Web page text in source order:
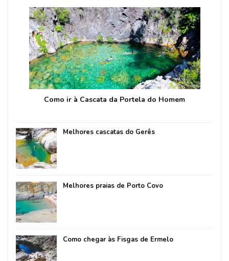
Como ir à Cascata da Portela do Homem
Melhores cascatas do Gerês
Melhores praias de Porto Covo
Como chegar às Fisgas de Ermelo